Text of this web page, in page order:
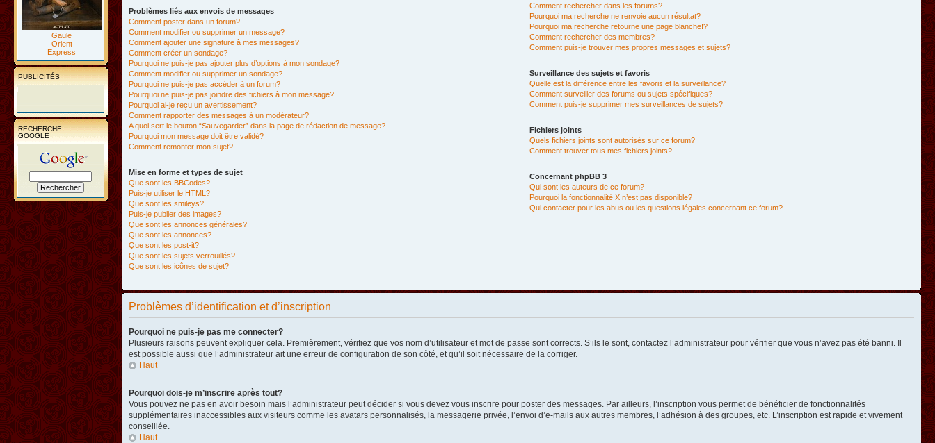
Gaule
Orient
Express
PUBLICITÉS
RECHERCHE
GOOGLE
Problèmes liés aux envois de messages
Comment poster dans un forum?
Comment modifier ou supprimer un message?
Comment ajouter une signature à mes messages?
Comment créer un sondage?
Pourquoi ne puis-je pas ajouter plus d’options à mon sondage?
Comment modifier ou supprimer un sondage?
Pourquoi ne puis-je pas accéder à un forum?
Pourquoi ne puis-je pas joindre des fichiers à mon message?
Pourquoi ai-je reçu un avertissement?
Comment rapporter des messages à un modérateur?
A quoi sert le bouton “Sauvegarder” dans la page de rédaction de message?
Pourquoi mon message doit être validé?
Comment remonter mon sujet?
Mise en forme et types de sujet
Que sont les BBCodes?
Puis-je utiliser le HTML?
Que sont les smileys?
Puis-je publier des images?
Que sont les annonces générales?
Que sont les annonces?
Que sont les post-it?
Que sont les sujets verrouillés?
Que sont les icônes de sujet?
Comment rechercher dans les forums?
Pourquoi ma recherche ne renvoie aucun résultat?
Pourquoi ma recherche retourne une page blanche!?
Comment rechercher des membres?
Comment puis-je trouver mes propres messages et sujets?
Surveillance des sujets et favoris
Quelle est la différence entre les favoris et la surveillance?
Comment surveiller des forums ou sujets spécifiques?
Comment puis-je supprimer mes surveillances de sujets?
Fichiers joints
Quels fichiers joints sont autorisés sur ce forum?
Comment trouver tous mes fichiers joints?
Concernant phpBB 3
Qui sont les auteurs de ce forum?
Pourquoi la fonctionnalité X n’est pas disponible?
Qui contacter pour les abus ou les questions légales concernant ce forum?
Problèmes d’identification et d’inscription
Pourquoi ne puis-je pas me connecter?
Plusieurs raisons peuvent expliquer cela. Premièrement, vérifiez que vos nom d’utilisateur et mot de passe sont corrects. S’ils le sont, contactez l’administrateur pour vérifier que vous n’avez pas été banni. Il
est possible aussi que l’administrateur ait une erreur de configuration de son côté, et qu’il soit nécessaire de la corriger.
Haut
Pourquoi dois-je m’inscrire après tout?
Vous pouvez ne pas en avoir besoin mais l’administrateur peut décider si vous devez vous inscrire pour poster des messages. Par ailleurs, l’inscription vous permet de bénéficier de fonctionnalités
supplémentaires inaccessibles aux visiteurs comme les avatars personnalisés, la messagerie privée, l’envoi d’e-mails aux autres membres, l’adhésion à des groupes, etc. L’inscription est rapide et vivement
conseillée.
Haut